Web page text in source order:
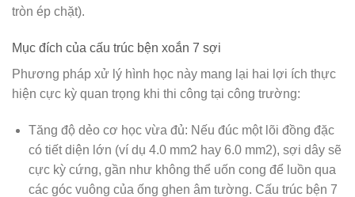
tròn ép chặt).
Mục đích của cấu trúc bện xoắn 7 sợi
Phương pháp xử lý hình học này mang lại hai lợi ích thực
hiện cực kỳ quan trọng khi thi công tại công trường:
Tăng độ dẻo cơ học vừa đủ: Nếu đúc một lõi đồng đặc
có tiết diện lớn (ví dụ 4.0 mm2 hay 6.0 mm2), sợi dây sẽ
cực kỳ cứng, gần như không thể uốn cong để luồn qua
các góc vuông của ống ghen âm tường. Cấu trúc bện 7